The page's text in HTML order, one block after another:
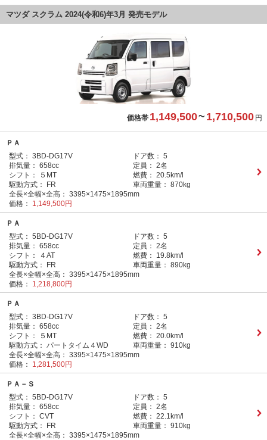
マツダ スクラム 2024(令和6)年3月 発売モデル
価格帯 1,149,500~ 1,710,500 円
ＰＡ
型式： 3BD-DG17V ドア数： 5
排気量： 658cc 定員： 2名
シフト：
５MT 燃費： 20.5km/l
駆動方式：
FR 車両重量： 870kg
全長×全幅×全高： 3395×1475×1895mm
価格：
1,149,500円
ＰＡ
型式： 5BD-DG17V ドア数： 5
排気量： 658cc 定員： 2名
シフト：
４AT 燃費：
19.8km/l
駆動方式：
FR 車両重量： 890kg
全長×全幅×全高： 3395×1475×1895mm
価格：
1,218,800円
ＰＡ
型式： 3BD-DG17V ドア数： 5
排気量： 658cc 定員： 2名
シフト：
５MT 燃費： 20.0km/l
駆動方式： パートタイム４WD 車両重量： 910kg
全長×全幅×全高： 3395×1475×1895mm
価格：
1,281,500円
ＰＡ－Ｓ
型式： 5BD-DG17V ドア数： 5
排気量： 658cc 定員： 2名
シフト： CVT 燃費： 22.1km/l
駆動方式：
FR 車両重量： 910kg
全長×全幅×全高： 3395×1475×1895mm